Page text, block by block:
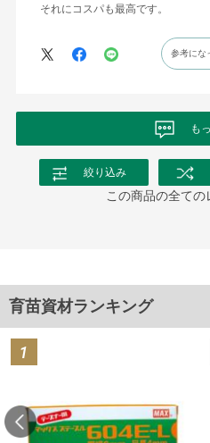
それにコスパも最高です。
参考にな
も
絞り込み
この商品の全ての
育苗資材ランキング